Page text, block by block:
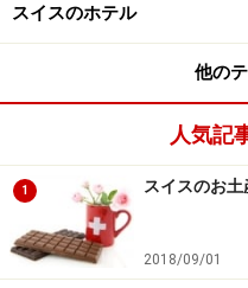
スイスのホテル
他の
人気記
1 スイスのお
2018/09/01